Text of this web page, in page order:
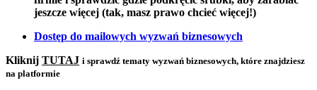
jeszcze więcej (tak, masz prawo chcieć więcej!)
Dostęp do mailowych wyzwań biznesowych
Kliknij TUTAJ i sprawdź tematy wyzwań biznesowych, które znajdziesz
na platformie